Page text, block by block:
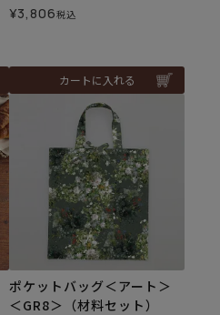
¥3,806税込
カートに入れる
ポケットバッグ＜アート＞
＜GR8＞（材料セット）